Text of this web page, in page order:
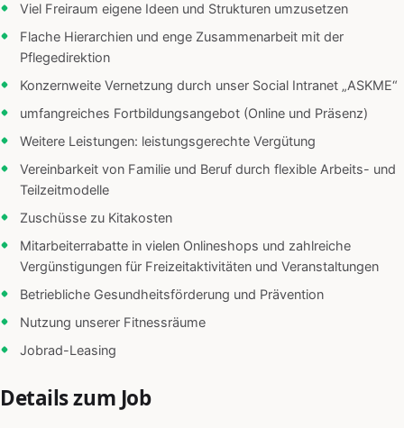
Viel Freiraum eigene Ideen und Strukturen umzusetzen
Flache Hierarchien und enge Zusammenarbeit mit der
Pflegedirektion
Konzernweite Vernetzung durch unser Social Intranet „ASKME“
umfangreiches Fortbildungsangebot (Online und Präsenz)
Weitere Leistungen: leistungsgerechte Vergütung
Vereinbarkeit von Familie und Beruf durch flexible Arbeits- und
Teilzeitmodelle
Zuschüsse zu Kitakosten
Mitarbeiterrabatte in vielen Onlineshops und zahlreiche
Vergünstigungen für Freizeitaktivitäten und Veranstaltungen
Betriebliche Gesundheitsförderung und Prävention
Nutzung unserer Fitnessräume
Jobrad-Leasing
Details zum Job